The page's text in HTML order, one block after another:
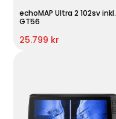
echoMAP Ultra 2 102sv inkl.
GT56
25.799 kr